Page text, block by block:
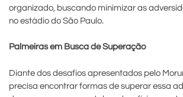
organizado, buscando minimizar as
no estádio do São Paulo.
Palmeiras em Busca de Superação
Diante dos desafios apresentados pelo
precisa encontrar formas de superar essa